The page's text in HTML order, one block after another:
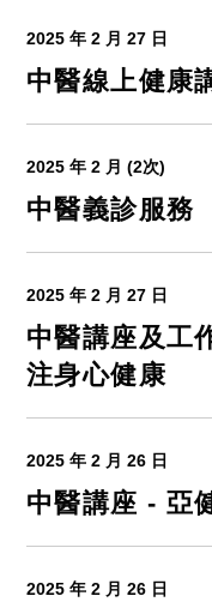
2025 年 2 月 27 日
中醫線上健康
2025 年 2 月 (2次)
中醫義診服務
2025 年 2 月 27 日
中醫講座及工
注身心健康
2025 年 2 月 26 日
中醫講座 - 亞
2025 年 2 月 26 日